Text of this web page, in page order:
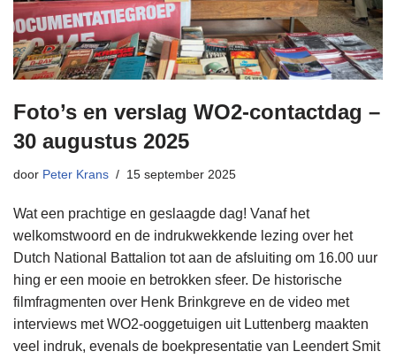
Foto’s en verslag WO2-contactdag –
30 augustus 2025
door Peter Krans 15 september 2025
Wat een prachtige en geslaagde dag! Vanaf het
welkomstwoord en de indrukwekkende lezing over het
Dutch National Battalion tot aan de afsluiting om 16.00 uur
hing er een mooie en betrokken sfeer. De historische
filmfragmenten over Henk Brinkgreve en de video met
interviews met WO2-ooggetuigen uit Luttenberg maakten
veel indruk, evenals de boekpresentatie van Leendert Smit